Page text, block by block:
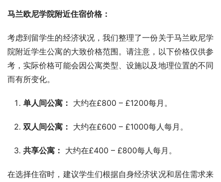
马兰欧尼学院附近住宿价格：
考虑到留学生的经济状况，我们整理了一份关于马兰欧尼学
院附近学生公寓的大致价格范围。请注意，以下价格仅供参
考，实际价格可能会因公寓类型、设施以及地理位置的不同
而有所变化。
单人间公寓： 大约在£800 – £1200每月。
双人间公寓： 大约在£600 – £1000每人每月。
共享公寓： 大约在£400 – £800每人每月。
在选择住宿时，建议学生们根据自身经济状况和居住需求来